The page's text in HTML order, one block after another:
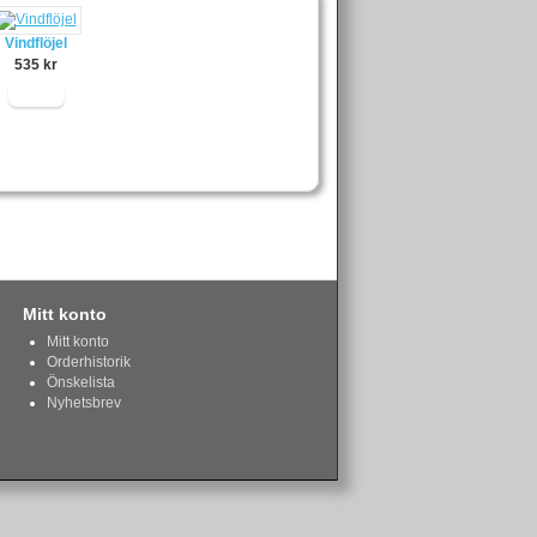
Vindflöjel
535 kr
Mitt konto
Mitt konto
Orderhistorik
Önskelista
Nyhetsbrev